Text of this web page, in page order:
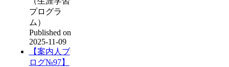
プログラ
ム）
Published on
2025-11-09
【案内人ブ
ログ№97】